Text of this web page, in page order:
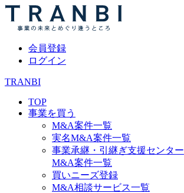
会員登録
ログイン
TRANBI
TOP
事業を買う
M&A案件一覧
実名M&A案件一覧
事業承継・引継ぎ支援センター
M&A案件一覧
買いニーズ登録
M&A相談サービス一覧